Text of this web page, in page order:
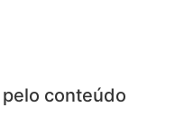
conteúdo